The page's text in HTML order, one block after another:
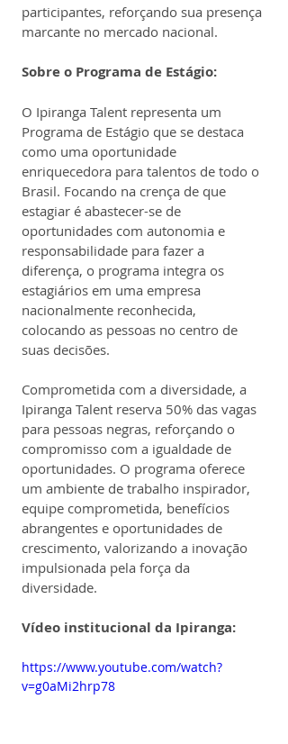
participantes, reforçando sua presença
marcante no mercado nacional.
Sobre o Programa de Estágio:
O Ipiranga Talent representa um
Programa de Estágio que se destaca
como uma oportunidade
enriquecedora para talentos de todo o
Brasil. Focando na crença de que
estagiar é abastecer-se de
oportunidades com autonomia e
responsabilidade para fazer a
diferença, o programa integra os
estagiários em uma empresa
nacionalmente reconhecida,
colocando as pessoas no centro de
suas decisões.
Comprometida com a diversidade, a
Ipiranga Talent reserva 50% das vagas
para pessoas negras, reforçando o
compromisso com a igualdade de
oportunidades. O programa oferece
um ambiente de trabalho inspirador,
equipe comprometida, benefícios
abrangentes e oportunidades de
crescimento, valorizando a inovação
impulsionada pela força da
diversidade.
Vídeo institucional da Ipiranga:
https://www.youtube.com/watch?
v=g0aMi2hrp78